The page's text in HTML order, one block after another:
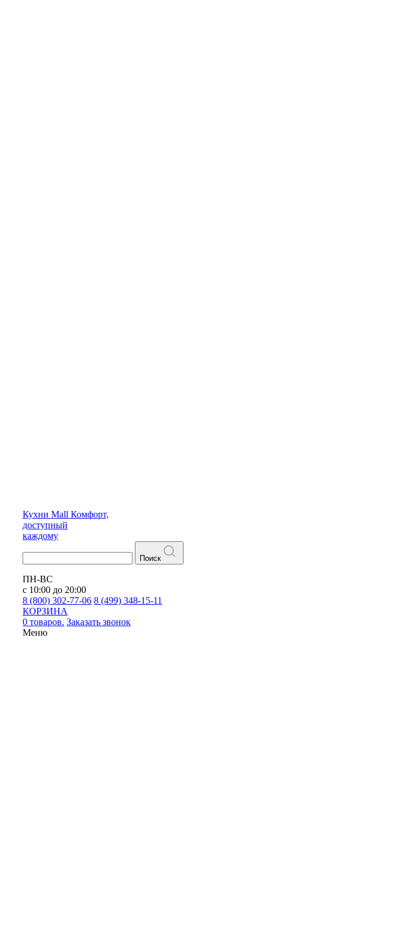
Кухни Mall Комфорт,
доступный
каждому
Поиск
ПН-ВС
с 10:00 до 20:00
8 (800) 302-77-06 8 (499) 348-15-11
КОРЗИНА
0 товаров. Заказать звонок
Меню